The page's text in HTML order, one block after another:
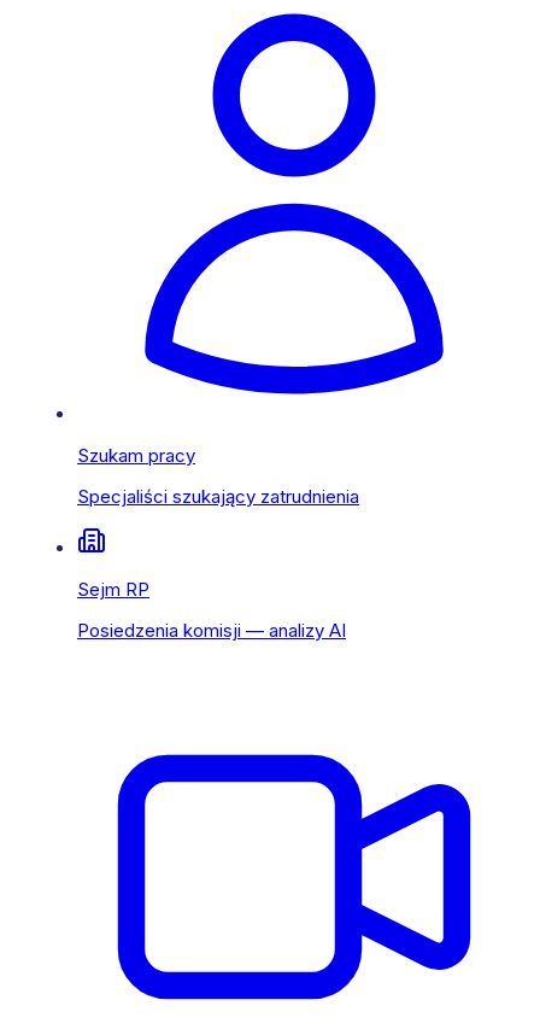
Szukam pracy
Specjaliści szukający zatrudnienia
Sejm RP
Posiedzenia komisji — analizy AI